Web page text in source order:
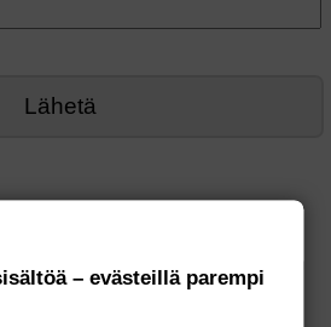
– evästeillä parempi